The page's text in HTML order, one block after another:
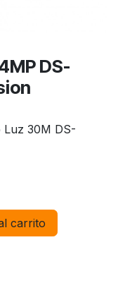
DS-
Luz 30M DS-
carrito